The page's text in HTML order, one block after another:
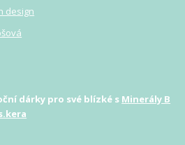
design
dárky pro své blízké s Minerály B